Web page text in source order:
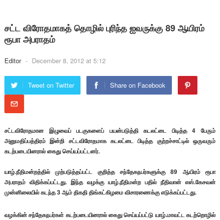
சட்ட விரோதமாகத் தொழில் புரிந்த ஐவருக்கு 89 ஆயிரம்
ரூபா அபராதம்
Editor - December 8, 2012 at 5:12
Tweet on Twitter Share on Facebook
சட்டவிரோதமான இழுவைப் படகுகளைப் பயன்படுத்தி கடலட்டை பிடித்த 4 பேரும்
அனுமதிப்பத்திரம் இன்றி சட்டவிரோதமாக கடலட்டை பிடித்த குற்றச்சாட்டில் ஒருவரும்
கடற்படையினரால் கைது செய்யப்பட்டனர்.
யாழ்.நீதிமன்றத்தில் முற்படுத்தப்பட்ட குறித்த சந்தேகநபர்களுக்கு 89 ஆயிரம் ரூபா
அபராதம் விதிக்கப்பட்டது. இந்த வழக்கு யாழ்.நீதிமன்ற பதில் நீதிவான் எஸ்.கேசவன்
முன்னிலையில் கடந்த 3 ஆம் திகதி திங்கட்கிழமை விசாரணைக்கு எடுக்கப்பட்டது.
வழக்கின் சந்தேகநபர்கள் கடற்படையினரால் கைது செய்யப்பட்டு யாழ்.மாவட்ட கடற்றொழில்